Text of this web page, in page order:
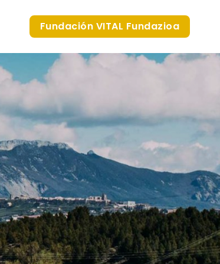
Fundación VITAL Fundazioa